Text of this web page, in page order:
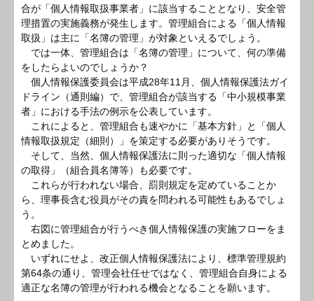
合が「個人情報取扱事業者」に該当することとなり、安全管
理措置の実施義務が発生します。管理組合による「個人情報
取扱」は主に「名簿の管理」が対象といえるでしょう。
では一体、管理組合は「名簿の管理」について、何の準備
をしたらよいのでしょうか？
個人情報保護委員会は平成28年11月、個人情報保護法ガイ
ドライン（通則編）で、管理組合が該当する「中小規模事業
者」における手法の例示を公表しています。
これによると、管理組合も速やかに「基本方針」と「個人
情報取扱規定（細則）」を策定する必要がありそうです。
そして、当然、個人情報保護法に則った適切な「個人情報
の取得」（組合員名簿等）も必要です。
これらが行われない場合、罰則規定を定めていることか
ら、理事長含む役員がその責を問われる可能性もあるでしょ
う。
右図に管理組合が行うべき個人情報保護の実施フローをま
とめました。
いずれにせよ、改正個人情報保護法により、標準管理規約
第64条の通り、管理会社任せではなく、管理組合自身による
適正な名簿の管理が行われる機会となることを願います。